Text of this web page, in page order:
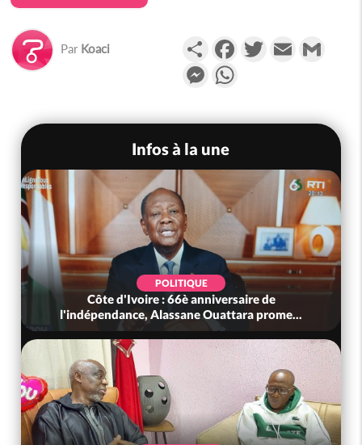
Par Koaci PartagerFacebookTwitterEmail
Messenger
Infos à la une
POLITIQUE
Côte d'Ivoire : 66è anniversaire de
l'indépendance, Alassane Ouattara prome...